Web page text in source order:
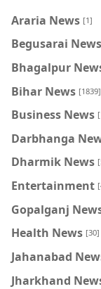
Araria News [1]
Begusarai News
Bhagalpur
Bihar News [1839]
Business News
Darbhanga
Dharmik News
Entertainment
Gopalganj
Health News [30]
Jahanabad
Jharkhand